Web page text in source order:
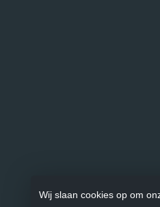
Wij slaan cookies op om